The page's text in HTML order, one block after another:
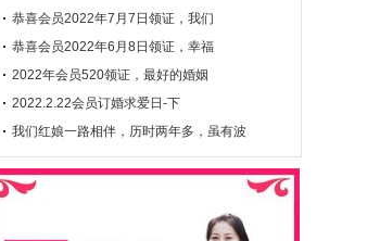
恭喜会员2022年7月7日领证，我们
恭喜会员2022年6月8日领证，幸福
2022年会员520领证，最好的婚姻
2022.2.22会员订婚求爱日-下
我们红娘一路相伴，历时两年多，虽有波